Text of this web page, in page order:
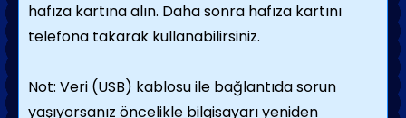
hafıza kartına alın. Daha sonra hafıza kartını
telefona takarak kullanabilirsiniz.
Not: Veri (USB) kablosu ile bağlantıda sorun
yaşıyorsanız öncelikle bilgisayarı yeniden